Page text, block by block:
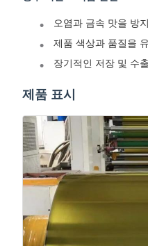
오염과 금속 맛을 방
제품 색상과 품질을
장기적인 저장 및 수
제품 표시